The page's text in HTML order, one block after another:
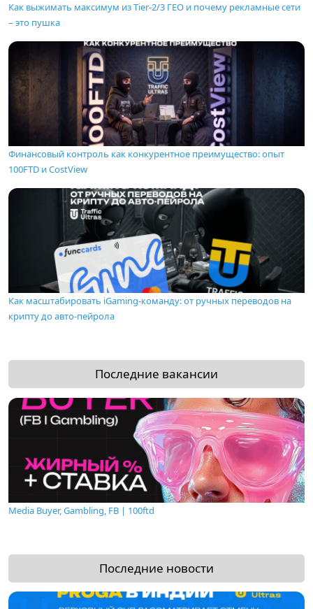
Как выжимать максимум из Tier-2/3 ГЕО и почему рекламные сети
– это пушка
Финансовый контроль как конкурентное преимущество: опыт
100FTD и CostView
Как масштабировать iGaming-команду: от ручных переводов на
крипту до авто-пейрола
Последние вакансии
Media Buyer, Gambling, FB | 100ftd
Последние новости